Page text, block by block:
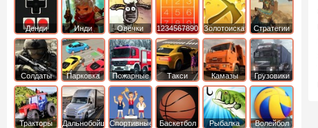
Денди Инди
Овечки
идут домой
1234567890 ЗолотоискательСтратегии
Солдаты
Парковка
машин
Пожарные
машины
Такси Камазы Грузовики
Тракторы ДальнобойщикиСпортивные Баскетбол Рыбалка Волейбол